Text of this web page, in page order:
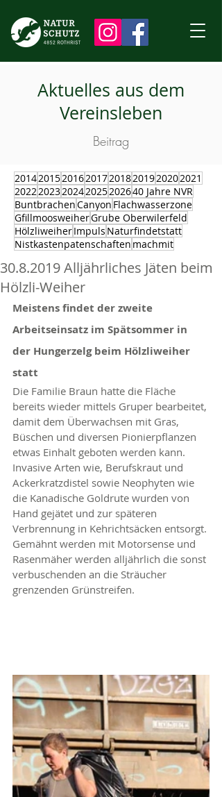
Aktuelles aus dem
Vereinsleben
Beitrag
20142015201620172018201920202021
2022202320242025202640 Jahre NVR
BuntbrachenCanyon Flachwasserzone
GfillmoosweiherGrube Oberwilerfeld
HölzliweiherImpuls Naturfindetstatt
Nistkastenpatenschaften machmit
30.8.2019 Alljährliches Jäten beim
Hölzli-Weiher
Meistens findet der zweite
Arbeitseinsatz im Spätsommer in
der Hungerzelg beim Hölzliweiher
statt
Die Familie Braun hatte die Fläche
bereits wieder mittels Gruper bearbeitet,
damit dem Überwachsen mit Gras,
Büschen und diversen Pionierpflanzen
etwas Einhalt geboten werden kann.
Invasive Arten wie, Berufskraut und
Ackerkratzdistel sowie Neophyten wie
die Kanadische Goldrute wurden von
Hand gejätet und zur späteren
Verbrennung in Kehrichtsäcken entsorgt.
Gemähnt werden mit Motorsense und
Rasenmäher werden alljährlich die sonst
verbuschenden an die Sträucher
grenzenden Grünstreifen.